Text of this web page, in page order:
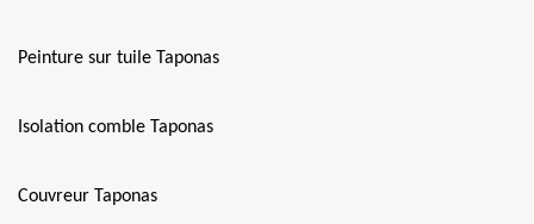
Peinture sur tuile Taponas
Isolation comble Taponas
Couvreur Taponas